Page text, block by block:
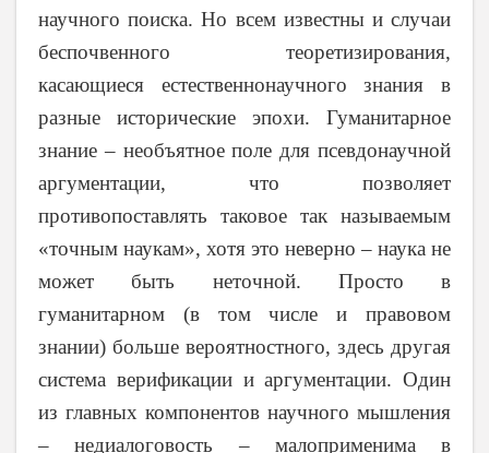
научного поиска. Но всем известны и случаи
беспочвенного теоретизирования,
касающиеся естественнонаучного знания в
разные исторические эпохи. Гуманитарное
знание – необъятное поле для псевдонаучной
аргументации, что позволяет
противопоставлять таковое так называемым
«точным наукам», хотя это неверно – наука не
может быть неточной. Просто в
гуманитарном (в том числе и правовом
знании) больше вероятностного, здесь другая
система верификации и аргументации. Один
из главных компонентов научного мышления
– недиалоговость – малоприменима в